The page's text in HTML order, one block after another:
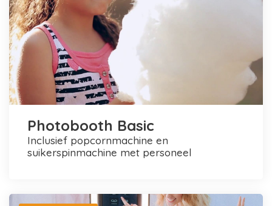
Photobooth Basic
inclusief popcornmachine en
suikerspinmachine met personeel